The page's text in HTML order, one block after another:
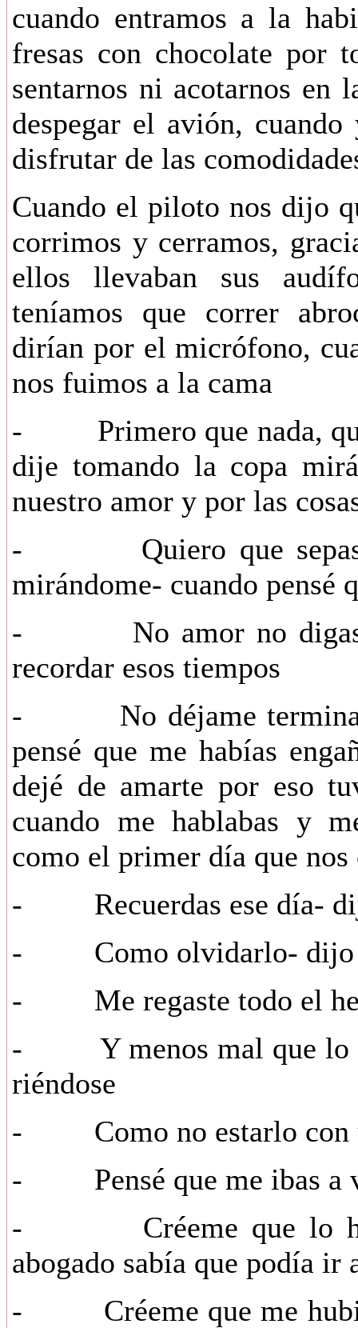
cuando entramos a la
fresas con chocolate por
sentarnos ni acotarnos en
despegar el avión,
disfrutar de las
Cuando el piloto nos dijo
corrimos y cerramos,
ellos llevaban sus
teníamos que correr
dirían por el micrófono,
nos fuimos a la cama
- Primero que nada,
dije tomando la copa
nuestro amor y por las
- Quiero que sepas
mirándome- cuando pensé
- No amor no digas
recordar esos tiempos
- No déjame terminar-
pensé que me habías
dejé de amarte por eso
cuando me hablabas y
como el primer día que nos
- Recuerdas ese día-
-
Como olvidarlo- dijo
- Me regaste todo el
- Y menos mal que lo
riéndose
- Como no estarlo con
- Pensé que me ibas a
- Créeme que lo
abogado sabía que podía
- Créeme que me